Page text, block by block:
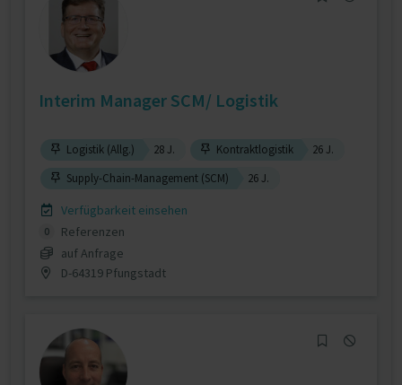
Interim Manager SCM/ Logistik
Logistik (Allg.) 28 J. Kontraktlogistik
26 J.
Supply-Chain-Management (SCM)
26 J.
Verfügbarkeit einsehen
0
Referenzen
auf Anfrage
D-64319 Pfungstadt